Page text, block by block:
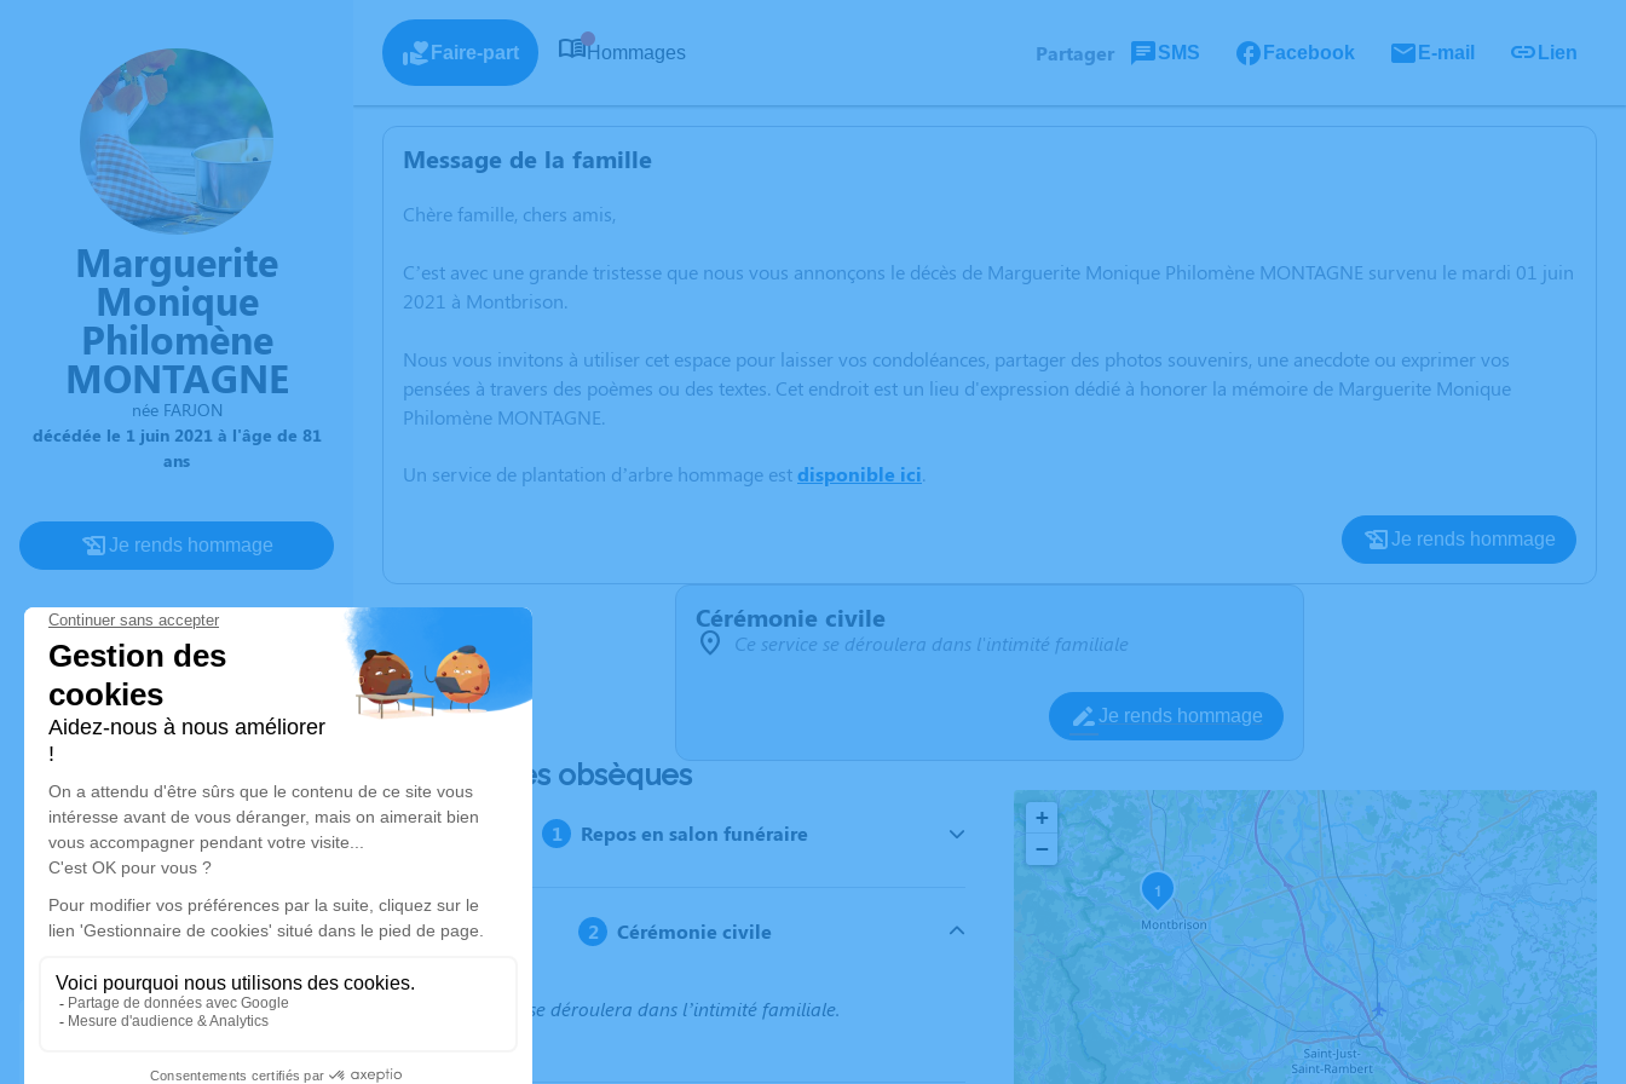
Marguerite
Monique
Philomène
MONTAGNE
née FARJON
décédée le 1 juin 2021 à l'âge de 81
ans
Je rends hommage
Faire-part Hommages Partager SMS Facebook E-mail Lien
Message de la famille
Chère famille, chers amis,
C’est avec une grande tristesse que nous vous annonçons le décès de Marguerite Monique Philomène MONTAGNE survenu le mardi 01 juin
2021 à Montbrison.
Nous vous invitons à utiliser cet espace pour laisser vos condoléances, partager des photos souvenirs, une anecdote ou exprimer vos
pensées à travers des poèmes ou des textes. Cet endroit est un lieu d'expression dédié à honorer la mémoire de Marguerite Monique
Philomène MONTAGNE.
Un service de plantation d’arbre hommage estdisponible ici.
Je rends hommage
Cérémonie civile
Ce service se déroulera dans l'intimité familiale
Je rends hommage
Déroulé des obsèques
Repos en salon funéraire
Cérémonie civile
Ce service se déroulera dans l’intimité familiale.
1
+
−